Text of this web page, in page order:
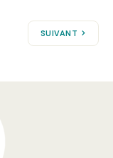
SUIVANT